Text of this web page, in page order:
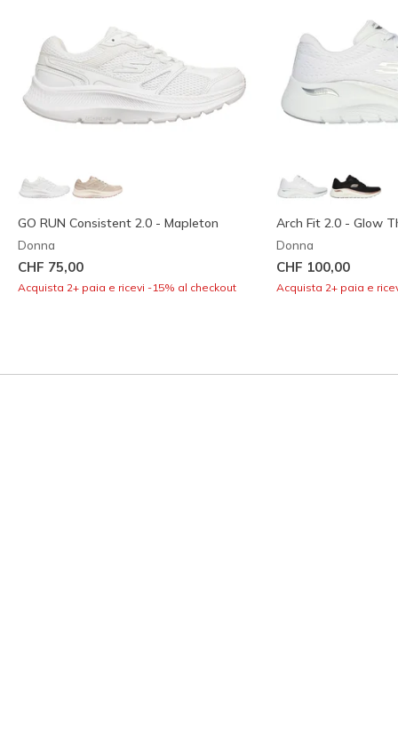
GO RUN Consistent 2.0 - Mapleton
Donna
CHF 75,00
Acquista 2+ paia e ricevi -15% al checkout
Arch Fit 2.0 - Glow
Donna
CHF 100,00
Acquista 2+ paia e